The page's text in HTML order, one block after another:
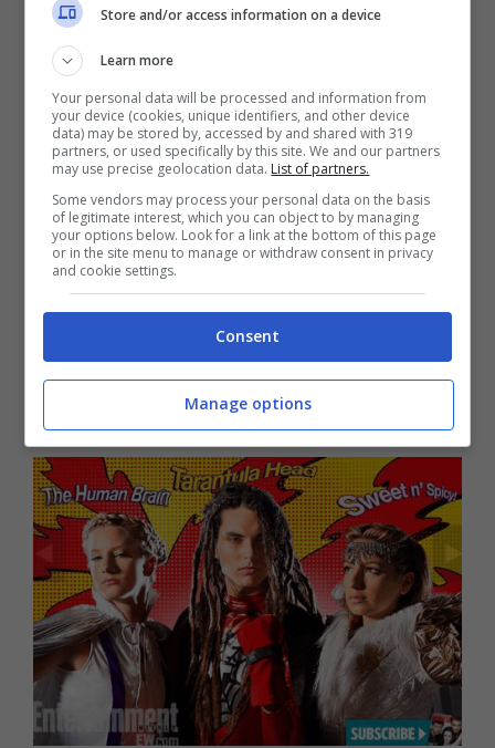
Brittany sarà Human Brain, Joe sarà
Tarantula Head e Sugar sarà Sweet n’
Store and/or access information on a device
Learn more
Your personal data will be processed and information from
your device (cookies, unique identifiers, and other device
data) may be stored by, accessed by and shared with 319
partners, or used specifically by this site. We and our partners
may use precise geolocation data. List of partners.
Some vendors may process your personal data on the basis
of legitimate interest, which you can object to by managing
your options below. Look for a link at the bottom of this page
or in the site menu to manage or withdraw consent in privacy
and cookie settings.
Consent
Manage options